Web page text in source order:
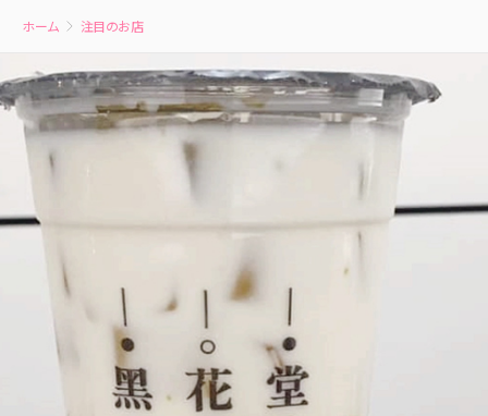
ホーム 注目のお店